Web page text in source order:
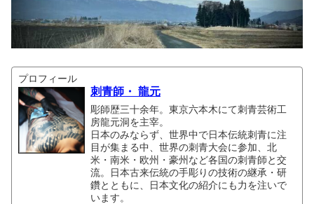
プロフィール
刺青師・ 龍元
彫師歴三十余年。東京六本木にて刺青芸術工
房龍元洞を主宰。
日本のみならず、世界中で日本伝統刺青に注
目が集まる中、世界の刺青大会に参加、北
米・南米・欧州・豪州など各国の刺青師と交
流。日本古来伝統の手彫りの技術の継承・研
鑽とともに、日本文化の紹介にも力を注いで
います。